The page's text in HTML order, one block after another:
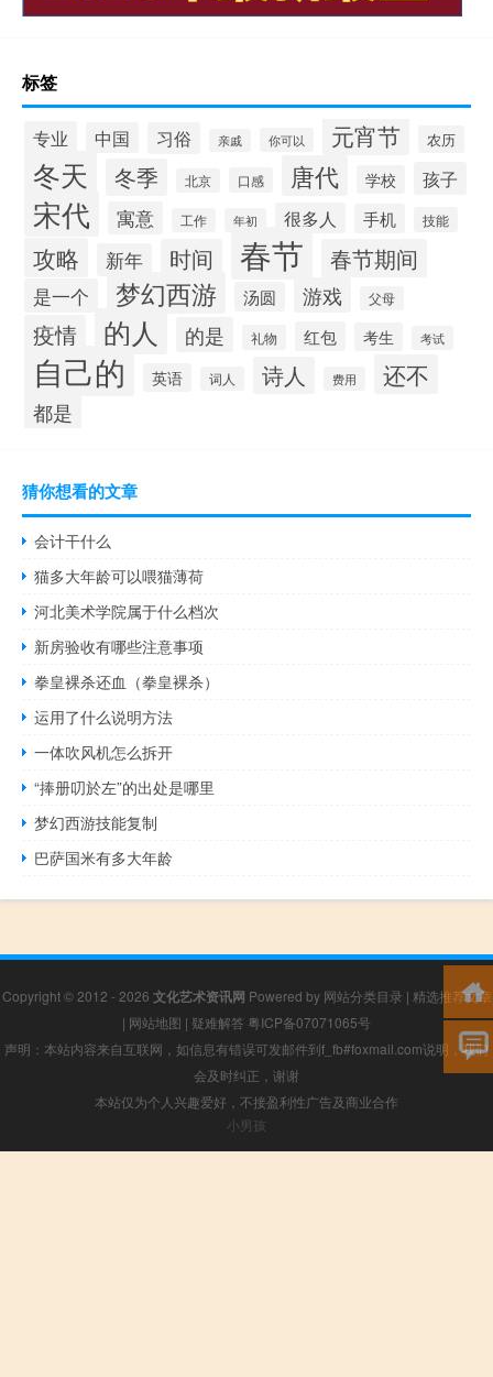
标签
专业 中国 习俗 亲戚 你可以 元宵节 农历
冬天 冬季 北京 口感 唐代 学校 孩子
宋代 寓意 工作 年初 很多人 手机 技能
攻略 新年 时间 春节 春节期间
是一个 梦幻西游 汤圆 游戏 父母
疫情 的人 的是 礼物 红包 考生 考试
自己的 英语 词人 诗人 费用 还不
都是
猜你想看的文章
会计干什么
猫多大年龄可以喂猫薄荷
河北美术学院属于什么档次
新房验收有哪些注意事项
拳皇裸杀还血（拳皇裸杀）
运用了什么说明方法
一体吹风机怎么拆开
“捧册叨於左”的出处是哪里
梦幻西游技能复制
巴萨国米有多大年龄
Copyright © 2012 - 2026 文化艺术资讯网 Powered by 网站分类目录 | 精选推荐文章
| 网站地图 | 疑难解答 粤ICP备07071065号
声明：本站内容来自互联网，如信息有错误可发邮件到f_fb#foxmail.com说明，我们
会及时纠正，谢谢
本站仅为个人兴趣爱好，不接盈利性广告及商业合作
小男孩